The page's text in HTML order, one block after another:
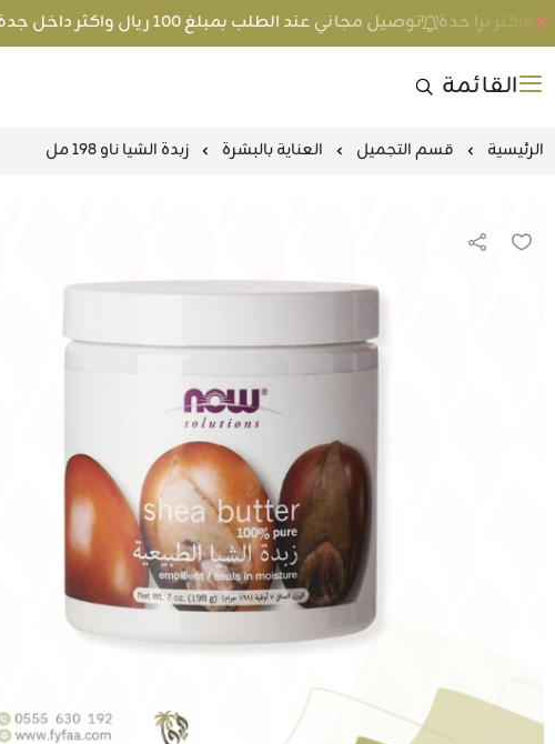
توصيل مجاني عند الطلب بمبلغ 100 ريال واكثر داخل جدة و 200 ريال واكثر برا جدة
القائمة
الرئيسية قسم التجميل العناية بالبشرة زبدة الشيا ناو 198 مل